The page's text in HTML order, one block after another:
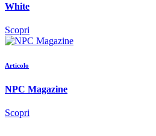
White
Scopri
Articolo
NPC Magazine
Scopri